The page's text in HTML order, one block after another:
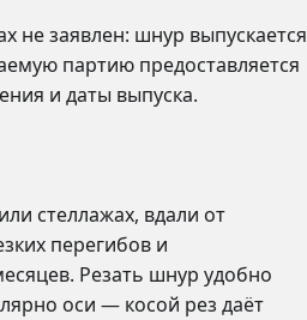
не заявлен: шнур выпускается
партию предоставляется
и даты выпуска.
стеллажах, вдали от
перегибов и
Резать шнур удобно
оси — косой рез даёт